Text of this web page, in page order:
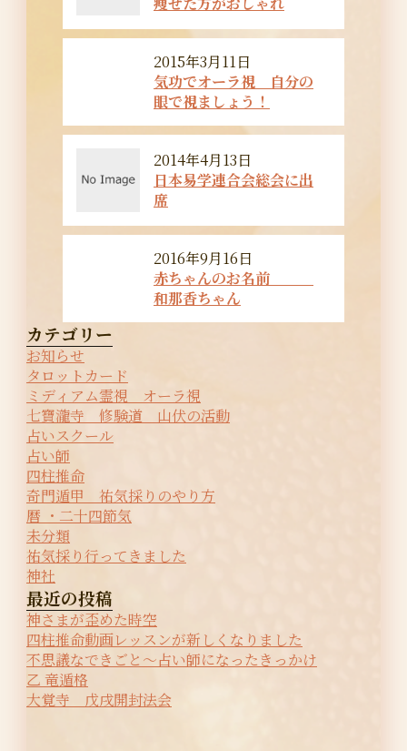
2015年3月11日
気功でオーラ視 自分の
眼で視ましょう！
2014年4月13日
日本易学連合会総会に出
席
2016年9月16日
赤ちゃんのお名前
和那香ちゃん
カテゴリー
お知らせ
タロットカード
ミディアム霊視 オーラ視
七寶瀧寺 修験道 山伏の活動
占いスクール
占い師
四柱推命
奇門遁甲 祐気採りのやり方
暦 ・二十四節気
未分類
祐気採り行ってきました
神社
最近の投稿
神さまが歪めた時空
四柱推命動画レッスンが新しくなりました
不思議なできごと〜占い師になったきっかけ
乙 竜遁格
大覚寺 戊戌開封法会